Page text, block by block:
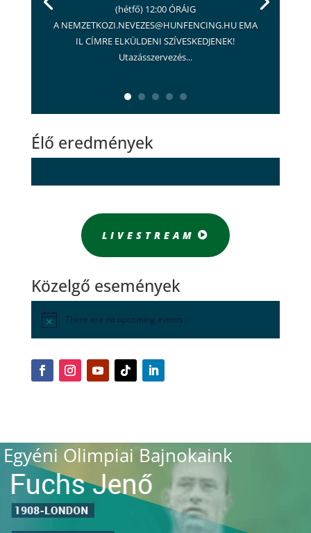
(hétfő) 12:00 ÓRÁIG
A NEMZETKOZI.NEVEZES@HUNFENCING.HU EMA
IL CÍMRE ELKÜLDENI SZÍVESKEDJENEK!
Utazásszervezés...
Élő eredmények
LIVESTREAM
Közelgő események
There are no upcoming events.
Egyéni Olimpiai Bajnokaink